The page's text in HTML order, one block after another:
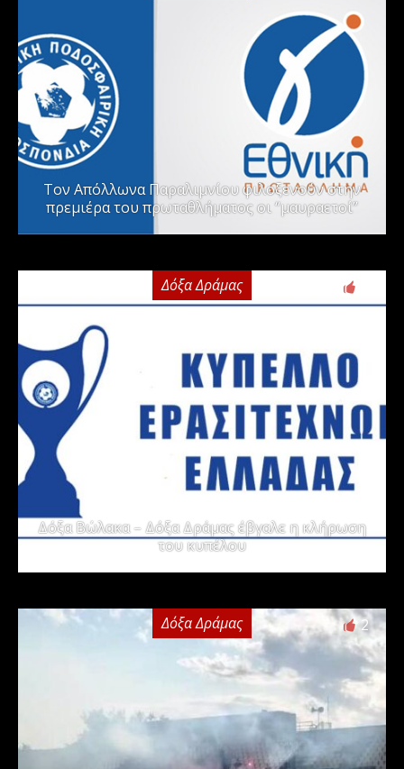
Τον Απόλλωνα Παραλιμνίου φιλοξενούν στην
πρεμιέρα του πρωταθλήματος οι “μαυραετοί”
Δόξα Δράμας
Δόξα Βώλακα – Δόξα Δράμας έβγαλε η κλήρωση
του κυπέλου
Δόξα Δράμας 2